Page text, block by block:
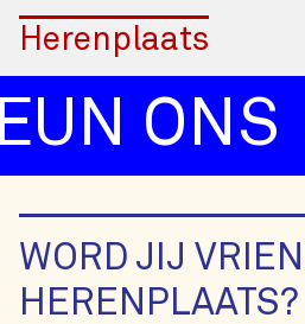
Herenplaats
ONS
WORD JIJ
HERENPLAATS?